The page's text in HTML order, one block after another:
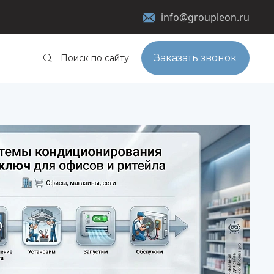
info@groupleon.ru
Заказать звонок